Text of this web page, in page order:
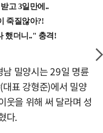
밀양시는 29일 명륜
표 강형준)에서 밀양
웃을 위해 써 달라며 성
다.